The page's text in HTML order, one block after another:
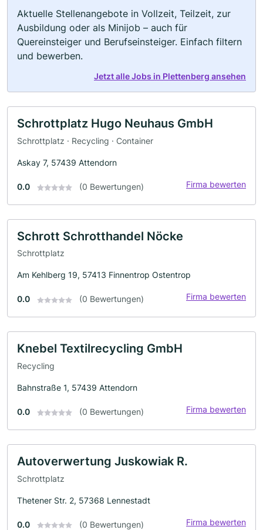
Aktuelle Stellenangebote in Vollzeit, Teilzeit, zur
Ausbildung oder als Minijob – auch für
Quereinsteiger und Berufseinsteiger. Einfach filtern
und bewerben.
Jetzt alle Jobs in Plettenberg ansehen
Schrottplatz Hugo Neuhaus GmbH
Schrottplatz · Recycling · Container
Askay 7, 57439 Attendorn
0.0 (0 Bewertungen) Firma bewerten
Schrott Schrotthandel Nöcke
Schrottplatz
Am Kehlberg 19, 57413 Finnentrop Ostentrop
0.0 (0 Bewertungen) Firma bewerten
Knebel Textilrecycling GmbH
Recycling
Bahnstraße 1, 57439 Attendorn
0.0 (0 Bewertungen) Firma bewerten
Autoverwertung Juskowiak R.
Schrottplatz
Thetener Str. 2, 57368 Lennestadt
0.0 (0 Bewertungen) Firma bewerten